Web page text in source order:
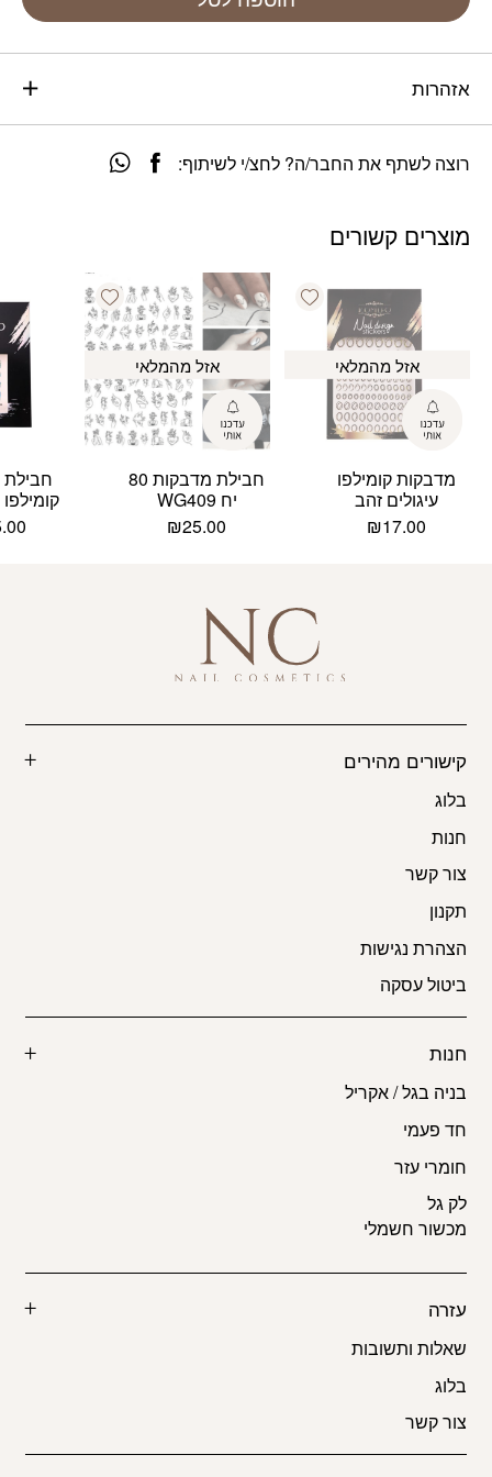
אזהרות
רוצה לשתף את החבר/ה? לחצ/י לשיתוף:
מוצרים קשורים
Add wishlist
אזל מהמלאי
מדבקות קומילפו
עיגולים זהב
₪17.00
Add wishlist
אזל מהמלאי
חבילת מדבקות 80
יח WG409
₪25.00
קומילפו KCA003
קישורים מהירים
בלוג
חנות
צור קשר
תקנון
הצהרת נגישות
ביטול עסקה
חנות
בניה בגל / אקריל
חד פעמי
חומרי עזר
לק גל
מכשור חשמלי
עזרה
שאלות ותשובות
בלוג
צור קשר